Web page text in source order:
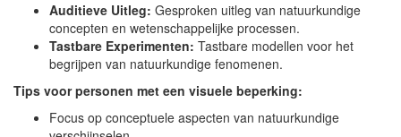
Auditieve Uitleg: Gesproken uitleg van natuurkundige
concepten en wetenschappelijke processen.
Tastbare Experimenten: Tastbare modellen voor het
begrijpen van natuurkundige fenomenen.
Tips voor personen met een visuele beperking:
Focus op conceptuele aspecten van natuurkundige